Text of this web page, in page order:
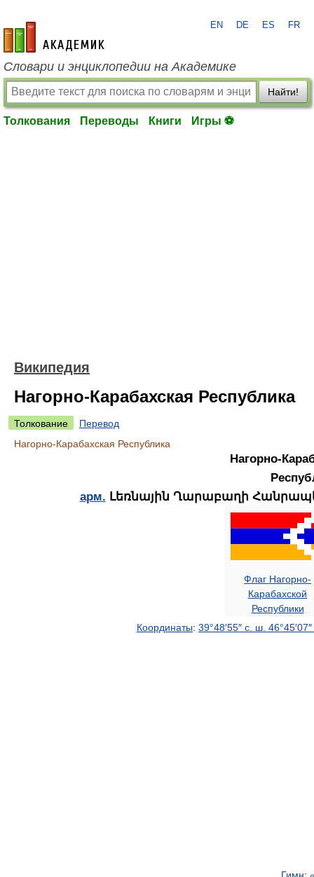
academic.ru
EN DE ES FR
Словари и энциклопедии на Академике
Найти!
Толкования Переводы Книги Игры ⚽
Википедия
Нагорно-Карабахская Республика
Толкование
Перевод
Нагорно-Карабахская Республика
Нагорно-
арм. Լեռնային Ղարաբաղի
Флаг Нагорно-
Карабахской
Республики
Координаты: 39°48′55″ с. ш.